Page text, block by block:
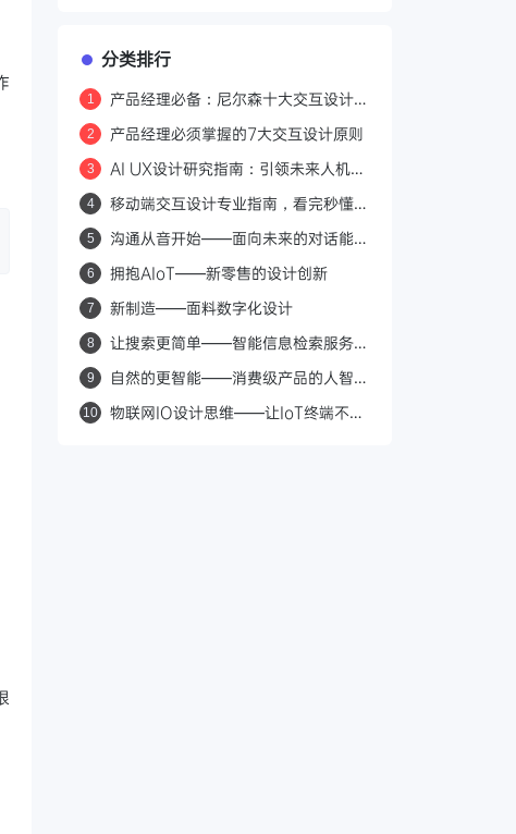
分类排行
1
产品经理必备：尼尔森十大交互设计原
2 产品经理必须掌握的7大交互设计原则
3
AI UX设计研究指南：引领未来人机交
4
移动端交互设计专业指南，看完秒懂移
5
沟通从音开始——面向未来的对话能力
6 拥抱AIoT——新零售的设计创新
7 新制造——面料数字化设计
8
让搜索更简单——智能信息检索服务的
9
自然的更智能——消费级产品的人智体
10
物联网IO设计思维——让IoT终端不再